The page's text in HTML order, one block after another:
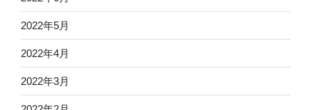
2022年5月
2022年4月
2022年3月